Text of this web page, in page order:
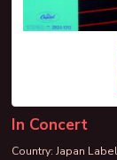
In Concert
Country: Japan